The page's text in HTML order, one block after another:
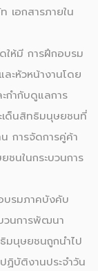
เอกสารภายใน
ให้มี การฝึกอบรม
ะหัวหน้างานโดย
กำกับดูแลการ
เด็นสิทธิมนุษยชนที่
การจัดการคู่ค้า
ชนในกระบวนการ
บรมภาคบังคับ
วนการพัฒนา
มนุษยชนถูกนำไป
ฏิบัติงานประจำวัน